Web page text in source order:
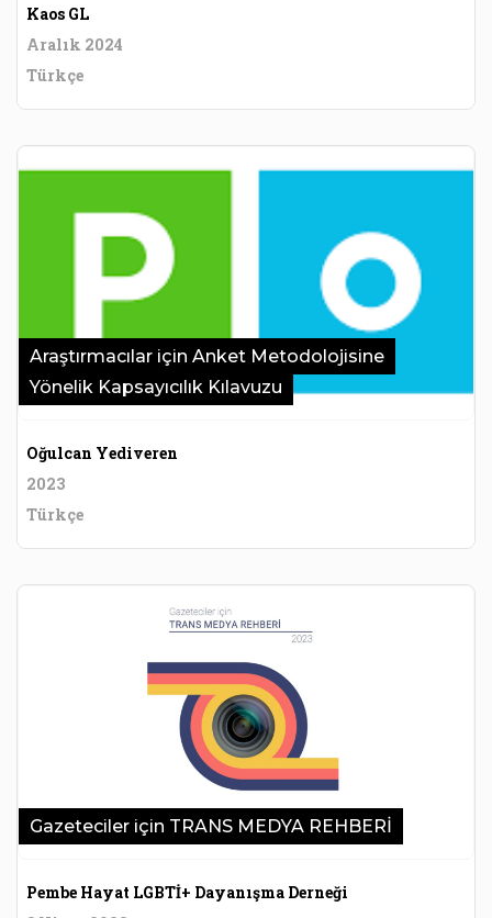
Kaos GL
Aralık 2024
Türkçe
Araştırmacılar için Anket Metodolojisine
Yönelik Kapsayıcılık Kılavuzu
Oğulcan Yediveren
2023
Türkçe
Gazeteciler için TRANS MEDYA REHBERİ
Pembe Hayat LGBTİ+ Dayanışma Derneği